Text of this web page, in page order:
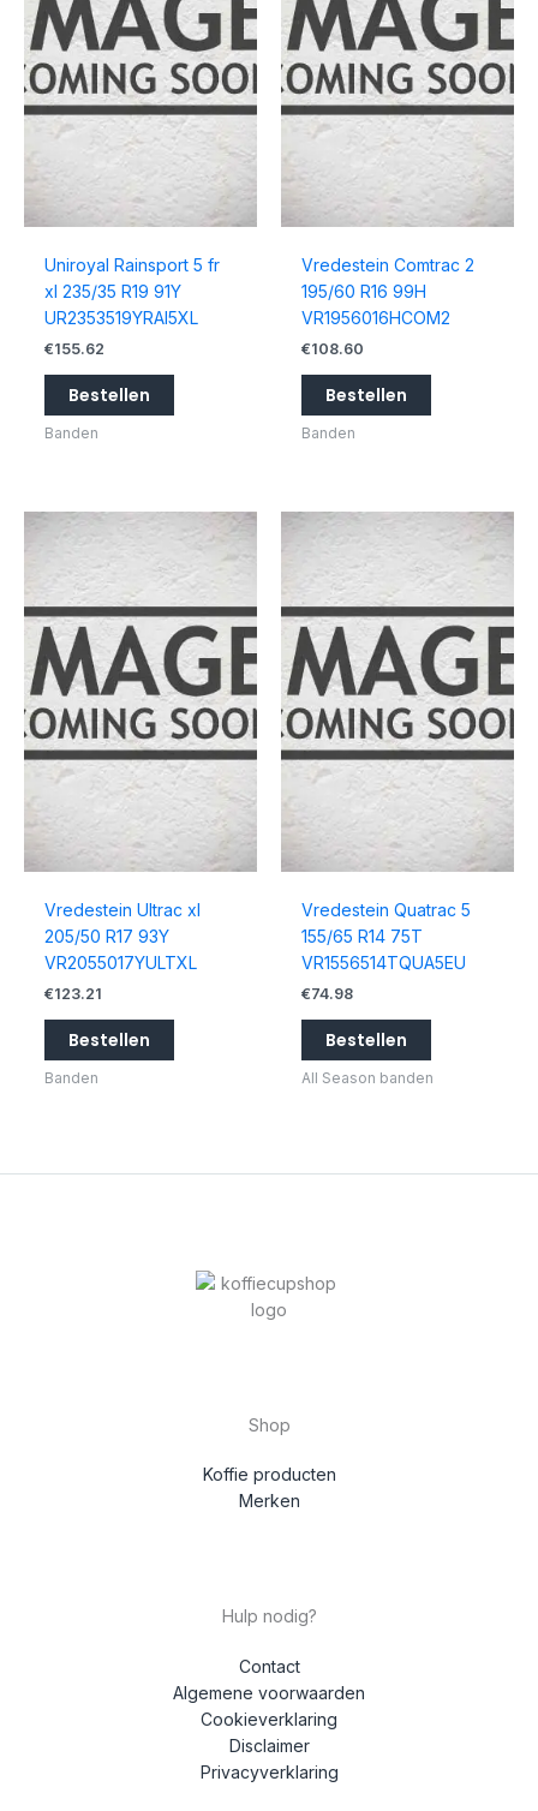
Uniroyal Rainsport 5 fr
xl 235/35 R19 91Y
UR2353519YRAI5XL
€155.62
Bestellen
Banden
Vredestein Comtrac 2
195/60 R16 99H
VR1956016HCOM2
€108.60
Bestellen
Banden
Vredestein Ultrac xl
205/50 R17 93Y
VR2055017YULTXL
€123.21
Bestellen
Banden
Vredestein Quatrac 5
155/65 R14 75T
VR1556514TQUA5EU
€74.98
Bestellen
All Season banden
Shop
Koffie producten
Merken
Hulp nodig?
Contact
Algemene voorwaarden
Cookieverklaring
Disclaimer
Privacyverklaring